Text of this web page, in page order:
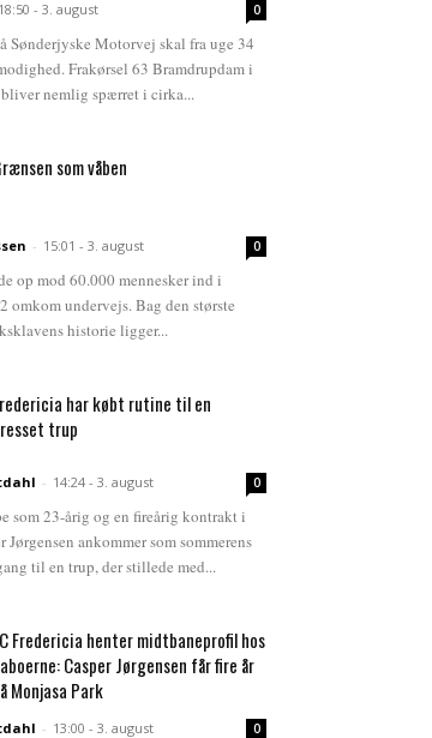
18:50 - 3. august 0
Sønderjyske Motorvej skal fra uge 34
Frakørsel 63 Bramdrupdam i
nemlig spærret i cirka...
som våben
- 15:01 - 3. august 0
op mod 60.000 mennesker ind i
omkom undervejs. Bag den største
historie ligger...
har købt rutine til en
trup
- 14:24 - 3. august 0
som 23-årig og en fireårig kontrakt i
Jørgensen ankommer som sommerens
til en trup, der stillede med...
Fredericia henter midtbaneprofil hos
Casper Jørgensen får fire år
Monjasa Park
- 13:00 - 3. august 0